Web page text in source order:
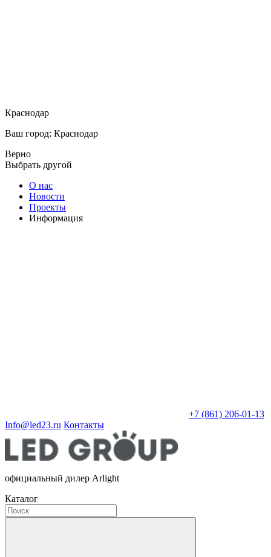
Краснодар
Ваш город: Краснодар
Верно
Выбрать другой
О нас
Новости
Проекты
Информация
+7 (861) 206-01-13
Info@led23.ru Контакты
официальный дилер Arlight
Каталог